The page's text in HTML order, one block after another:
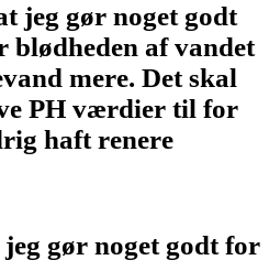
jeg gør noget godt
blødheden af vandet
mere. Det skal
PH værdier til for
haft renere
gør noget godt for